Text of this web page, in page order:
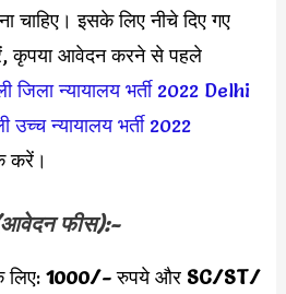
चाहिए। इसके लिए नीचे दिए गए
कृपया आवेदन करने से पहले
जिला न्यायालय भर्ती 2022 Delhi
उच्च न्यायालय भर्ती 2022
करें।
फीस):-
लिए:1000/-रुपये औरSC/ST/